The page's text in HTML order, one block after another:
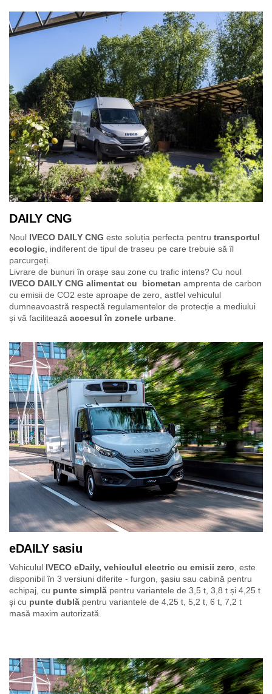
DAILY CNG
Noul IVECO DAILY CNG este soluția perfecta pentru transportul
ecologic , indiferent de tipul de traseu pe care trebuie să îl
parcurgeți.
Livrare de bunuri în orașe sau zone cu trafic intens? Cu noul
IVECO DAILY CNG alimentat cu biometan amprenta de carbon
cu emisii de CO2 este aproape de zero, astfel vehiculul
dumneavoastră respectă regulamentelor de protecție a mediului
și vă facilitează accesul în zonele urbane
eDAILY sasiu
Vehiculul IVECO eDaily, vehiculul electric cu emisii zero , este
disponibil în 3 versiuni diferite - furgon, şasiu sau cabină pentru
echipaj, cu punte simplă pentru variantele de 3,5 t, 3,8 t și 4,25 t
şi cu punte dublă pentru variantele de 4,25 t, 5,2 t, 6 t, 7,2 t
masă maxim autorizată.